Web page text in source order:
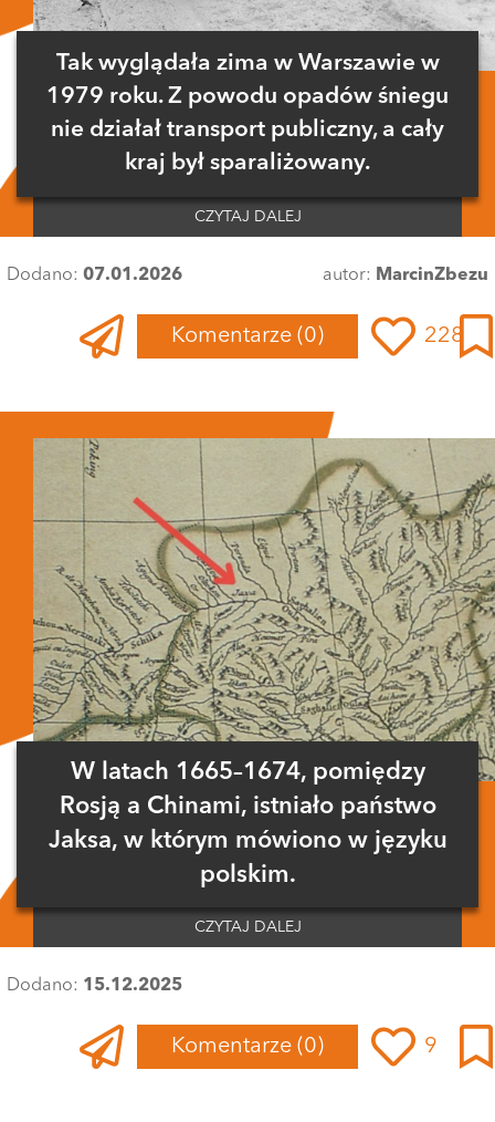
Tak wyglądała zima w Warszawie w
1979 roku. Z powodu opadów śniegu
nie działał transport publiczny, a cały
kraj był sparaliżowany.
CZYTAJ DALEJ
Dodano: 07.01.2026 autor: MarcinZbezu
Komentarze (0) 228
W latach 1665–1674, pomiędzy
Rosją a Chinami, istniało państwo
Jaksa, w którym mówiono w języku
polskim.
CZYTAJ DALEJ
Dodano: 15.12.2025
Komentarze (0) 9